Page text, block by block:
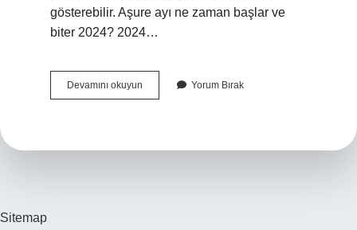
gösterebilir. Aşure ayı ne zaman başlar ve
biter 2024? 2024…
Devamını okuyun Muharrem
Ayı
Yorum Bırak
Sitemap